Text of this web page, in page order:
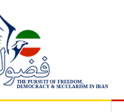
THE PURSUIT OF FREEDOM,
DEMOCRACY & SECULARISM IN IRAN